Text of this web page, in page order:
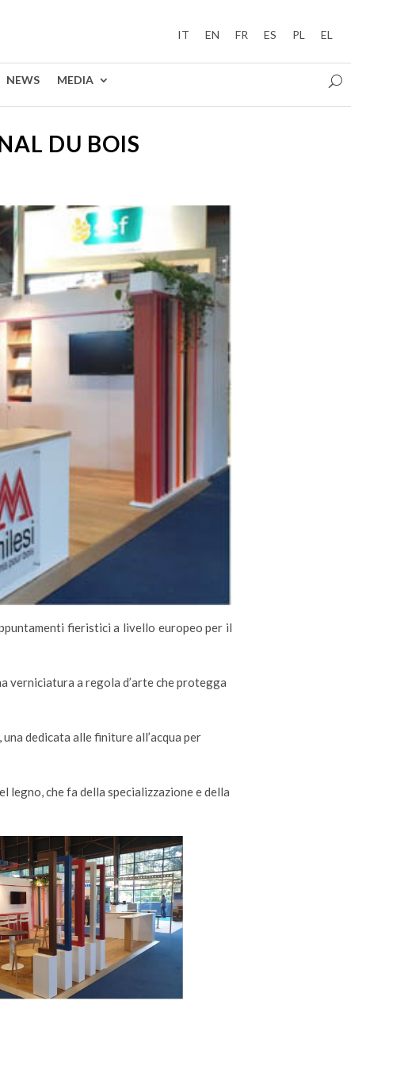
IT EN FR ES PL EL
NEWS MEDIA
DU BOIS
fieristici a livello europeo per il
verniciatura a regola d’arte che protegga
dedicata alle finiture all’acqua per
che fa della specializzazione e della